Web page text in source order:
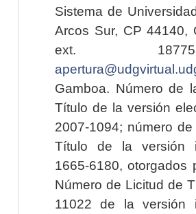
Sistema de
Arcos Sur, CP 44140,
ext.
Gamboa. Número de
Título de la versión
2007-1094; número
Título de la versión
1665-6180, otorgados
Número de Licitud de
11022 de la versión